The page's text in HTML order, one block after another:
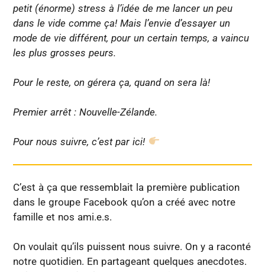
petit (énorme) stress à l’idée de me lancer un peu
dans le vide comme ça! Mais l’envie d’essayer un
mode de vie différent, pour un certain temps, a vaincu
les plus grosses peurs.
Pour le reste, on gérera ça, quand on sera là!
Premier arrêt : Nouvelle-Zélande.
Pour nous suivre, c’est par ici!
C’est à ça que ressemblait la première publication
dans le groupe Facebook qu’on a créé avec notre
famille et nos ami.e.s.
On voulait qu’ils puissent nous suivre. On y a raconté
notre quotidien. En partageant quelques anecdotes.